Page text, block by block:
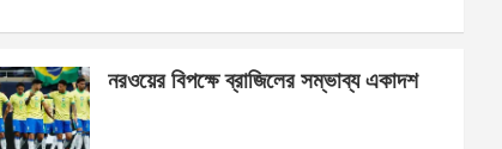
b
o
n
g
s
e
নরওয়ের বিপক্ষে ব্রাজিলের সম্ভাব্য একাদশ